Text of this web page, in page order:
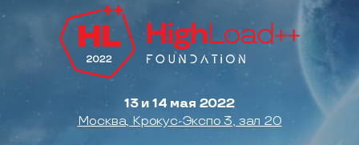
13 и 14 мая 2022
Москва, Крокус-Экспо 3, зал 20